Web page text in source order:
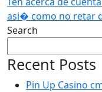
asi� como no retar
Search
Recent Posts
Pin Up Casino